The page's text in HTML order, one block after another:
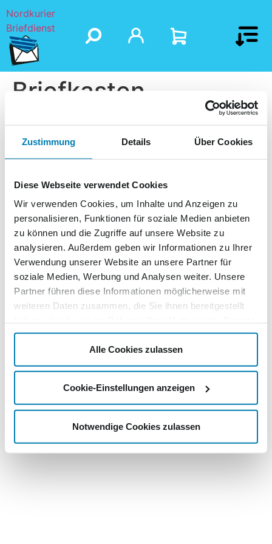
Zustimmung Details Über Cookies
Diese Webseite verwendet Cookies
Wir verwenden Cookies, um Inhalte und Anzeigen zu
personalisieren, Funktionen für soziale Medien anbieten
zu können und die Zugriffe auf unsere Website zu
analysieren. Außerdem geben wir Informationen zu Ihrer
Verwendung unserer Website an unsere Partner für
soziale Medien, Werbung und Analysen weiter. Unsere
Partner führen diese Informationen möglicherweise mit
weiteren Daten zusammen, die Sie ihnen bereitgestellt
gesammelt haben.
Alle Cookies zulassen
Cookie-Einstellungen anzeigen
Notwendige Cookies zulassen
Nordkurier
Briefdienst
Briefkasten